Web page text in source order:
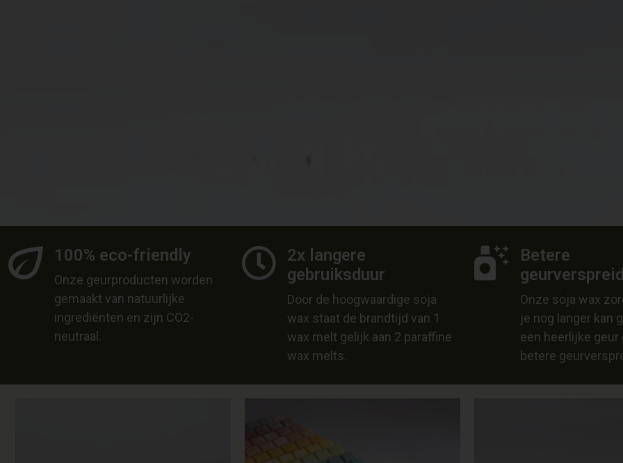
100% eco-friendly
Onze geurproducten worden
gemaakt van natuurlijke
ingrediënten en zijn CO2-
neutraal.
2x langere
gebruiksduur
Door de hoogwaardige soja
wax staat de brandtijd van 1
wax melt gelijk aan 2 paraffine
wax melts.
Betere
Onze soja wax
je nog langer kan
een heerlijke geur
betere